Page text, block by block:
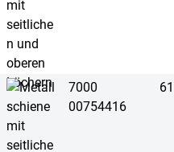
7000
00754416